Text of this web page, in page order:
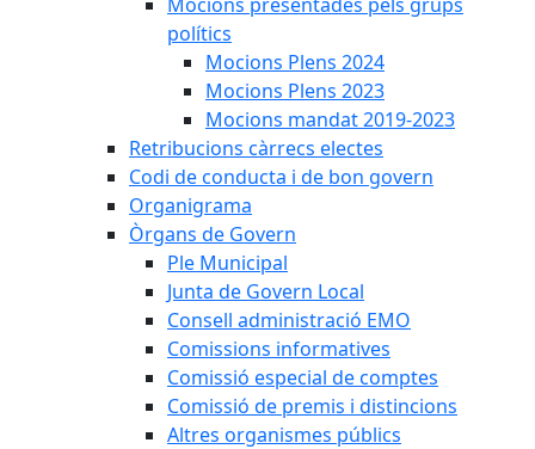
polítics
Mocions Plens 2024
Mocions Plens 2023
Mocions mandat 2019-2023
Retribucions càrrecs electes
Codi de conducta i de bon govern
Organigrama
Òrgans de Govern
Ple Municipal
Junta de Govern Local
Consell administració EMO
Comissions informatives
Comissió especial de comptes
Comissió de premis i distincions
Altres organismes públics